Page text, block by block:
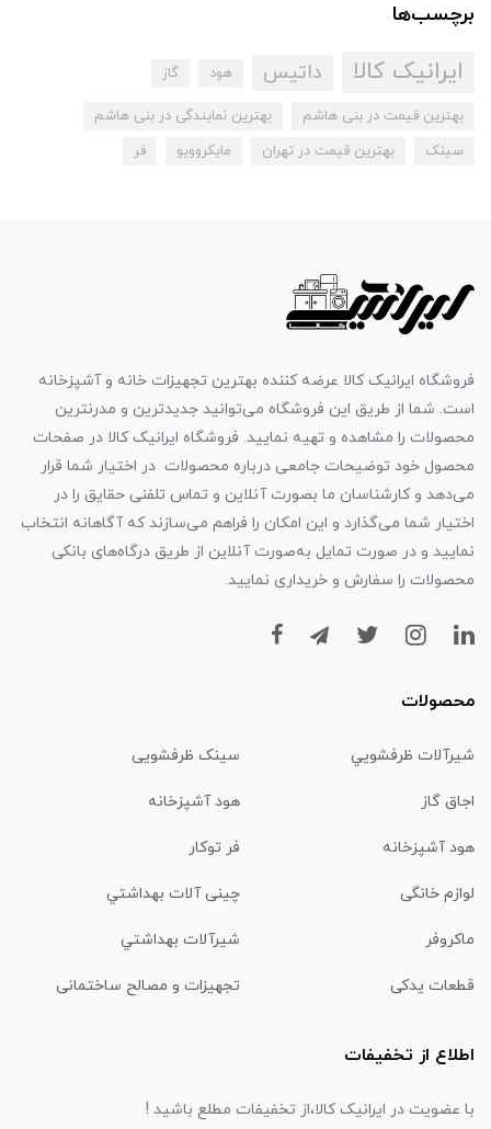
برچسب‌ها
ایرانیک کالا داتیس هود گاز
بهترین قیمت در بنی هاشم
بهترین نمایندگی در بنی هاشم
سینک
بهترین قیمت در تهران مایکروویو فر
فروشگاه ایرانیک کالا عرضه کننده بهترین تجهیزات خانه و آشپزخانه
است. شما از طریق این فروشگاه می‌توانید جدیدترین و مدرنترین
محصولات را مشاهده و تهیه نمایید. فروشگاه ایرانیک کالا در صفحات
محصول خود توضیحات جامعی درباره محصولات در اختیار شما قرار
می‌دهد و کارشناسان ما بصورت آنلاین و تماس تلفنی حقایق را در
اختیار شما می‌گذارد و این امکان را فراهم می‌سازند که آگاهانه انتخاب
نمایید و در صورت تمایل به‌صورت آنلاین از طریق درگاه‌های بانکی
محصولات را سفارش و خریداری نمایید.
محصولات
شیرآلات ظرفشويي سینک ظرفشویی
اجاق گاز هود آشپزخانه
هود آشپزخانه فر توکار
لوازم خانگی چینی آلات بهداشتي
ماكروفر شیرآلات بهداشتي
قطعات یدکی تجهیزات و مصالح ساختمانی
اطلاع از تخفیفات
با عضویت در ایرانیک کالا،از تخفیفات مطلع باشید !